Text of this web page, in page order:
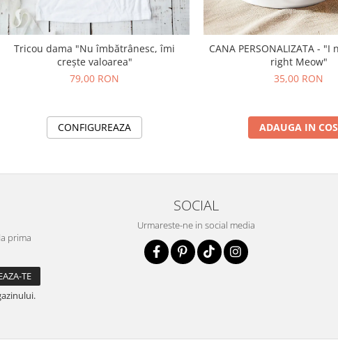
Tricou dama "Nu îmbătrânesc, îmi
crește valoarea"
79,00 RON
CONFIGUREAZA
CANA PERSONALIZATA - "I need Coffee
right Meow"
35,00 RON
ADAUGA IN COS
prima
SOCIAL
Urmareste-ne in social media